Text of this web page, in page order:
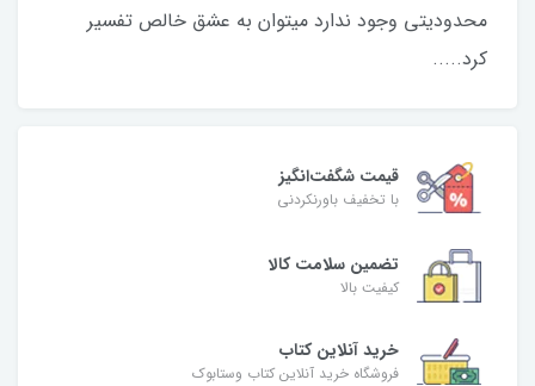
محدودیتی وجود ندارد میتوان به عشق خالص تفسیر
کرد.....
قیمت شگفت‌انگیز
با تخفیف باورنکردنی
تضمین سلامت کالا
کیفیت بالا
خرید آنلاین کتاب
فروشگاه خرید آنلاین کتاب وستابوک